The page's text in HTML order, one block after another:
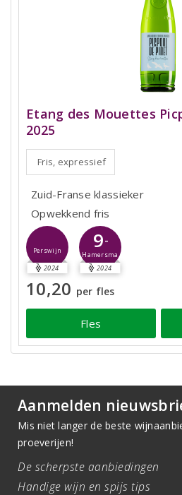
Etang des Mouettes
2025
Fris, expressief
Zuid-Franse klassieker
Opwekkend fris
Perswijn
2024
9-
Hamersma
2024
10,20 per fles
Fles
Aanmelden
Mis niet langer de beste
proeverijen!
De scherpste aanbiedingen
Handige wijn en spijs tips